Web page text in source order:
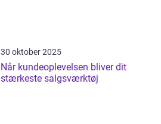
30 oktober 2025
Når kundeoplevelsen bliver dit
stærkeste salgsværktøj